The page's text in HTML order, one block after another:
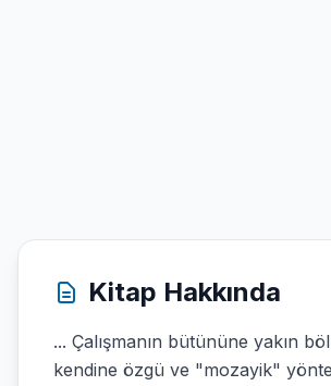
Kitap Hakkında
... Çalışmanın bütününe yakın
kendine özgü ve "mozayik"